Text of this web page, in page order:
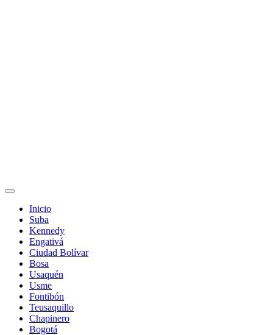
Inicio
Suba
Kennedy
Engativá
Ciudad Bolívar
Bosa
Usaquén
Usme
Fontibón
Teusaquillo
Chapinero
Bogotá